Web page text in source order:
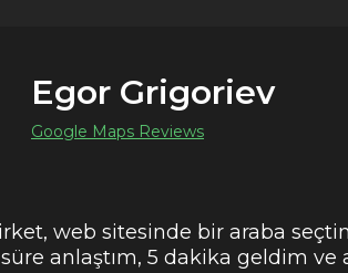
Egor Grigoriev
Google Maps Reviews
web sitesinde bir araba
anlaştım, 5 dakika geldim ve